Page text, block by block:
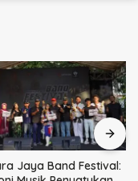
Jaya Band Festival: